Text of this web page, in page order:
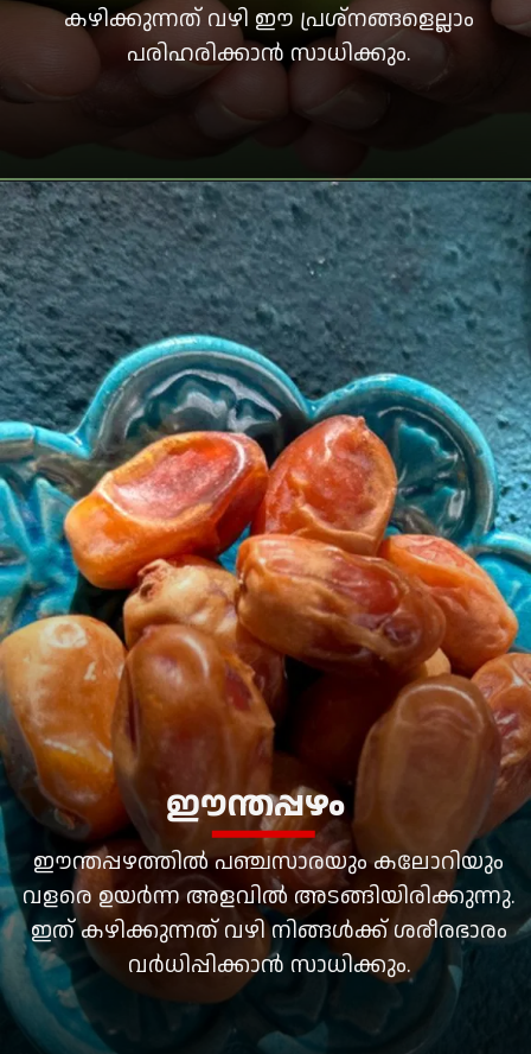
കഴിക്കുന്നത് വഴി ഈ പ്രശ്‌നങ്ങളെല്ലാം
പരിഹരിക്കാന്‍ സാധിക്കും.
ഈന്തപ്പഴത്തില്‍ പഞ്ചസാരയും കലോറിയും
വളരെ ഉയര്‍ന്ന അളവില്‍ അടങ്ങിയിരിക്കുന്നു.
ഇത് കഴിക്കുന്നത് വഴി നിങ്ങള്‍ക്ക് ശരീരഭാരം
വര്‍ധിപ്പിക്കാന്‍ സാധിക്കും.
ഈന്തപ്പഴം